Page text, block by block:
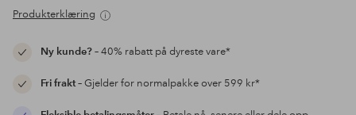
Produkterklæring
Ny kunde?– 40% rabatt på dyreste vare*
Fri frakt– Gjelder for normalpakke over 599 kr*